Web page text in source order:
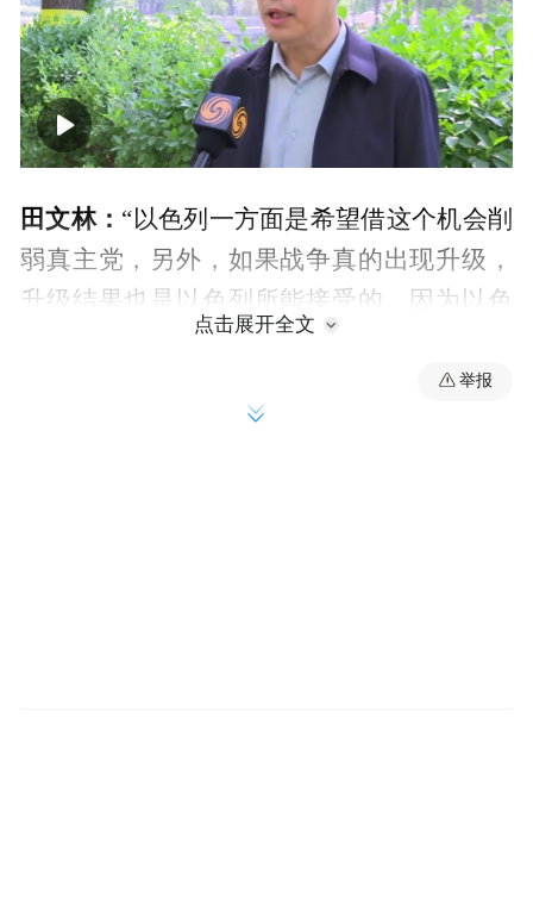
00:00 02:12
田文林： “以色列一方面是希望借这个机会削
弱真主党，另外，如果战争真的出现升级，
升级结果也是以色列所能接受的。因为以色
列好不容易把美国拉到中东，加入到对伊朗
的战争当中，如果美国从战争中撤出，以色
列自己是很难对付伊朗的；所以从这个角度
点击展开全文
举报